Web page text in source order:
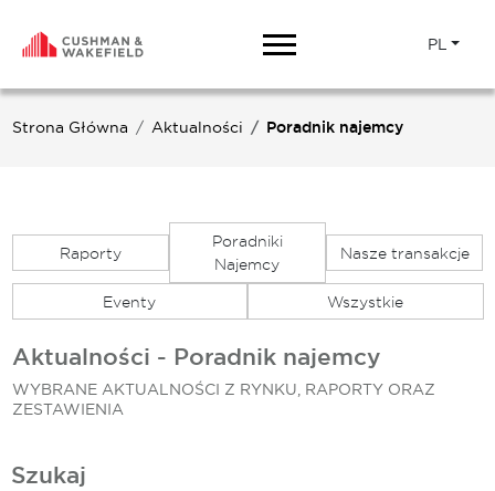
PL
Strona Główna Aktualności Poradnik najemcy
Raporty
Poradniki
Najemcy
Nasze transakcje
Eventy Wszystkie
Aktualności - Poradnik najemcy
WYBRANE AKTUALNOŚCI Z RYNKU, RAPORTY ORAZ
ZESTAWIENIA
Szukaj